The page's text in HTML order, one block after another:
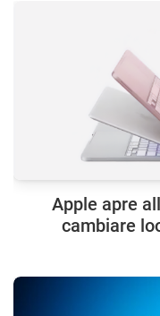
Apple apre
cambiare